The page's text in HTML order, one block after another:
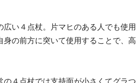
い４点杖。片マヒのある人でも使用
の前方に突いて使用することで、高